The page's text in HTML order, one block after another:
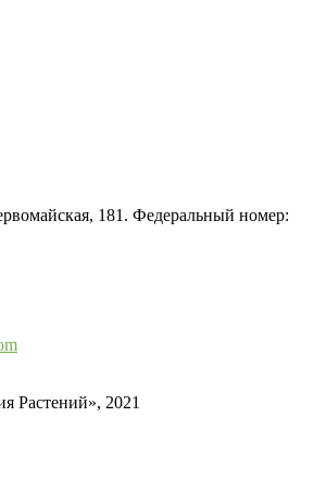
181. Федеральный номер:
2021